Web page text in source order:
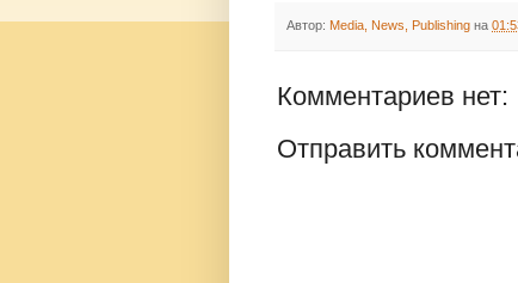
Автор: Media, News, Publishing на
Комментариев нет:
Отправить